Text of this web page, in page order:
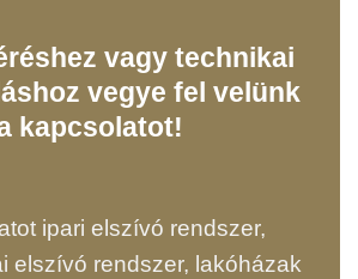
vagy technikai
vegye fel velünk
kapcsolatot!
ipari elszívó rendszer,
elszívó rendszer, lakóházak